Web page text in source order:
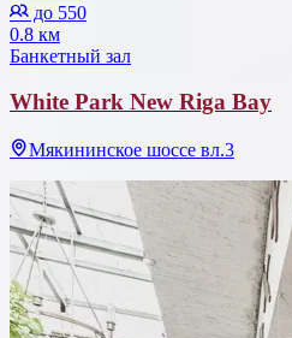
до 550
0.8 км
Банкетный зал
White Park New Riga Bay
Мякининское шоссе вл.3